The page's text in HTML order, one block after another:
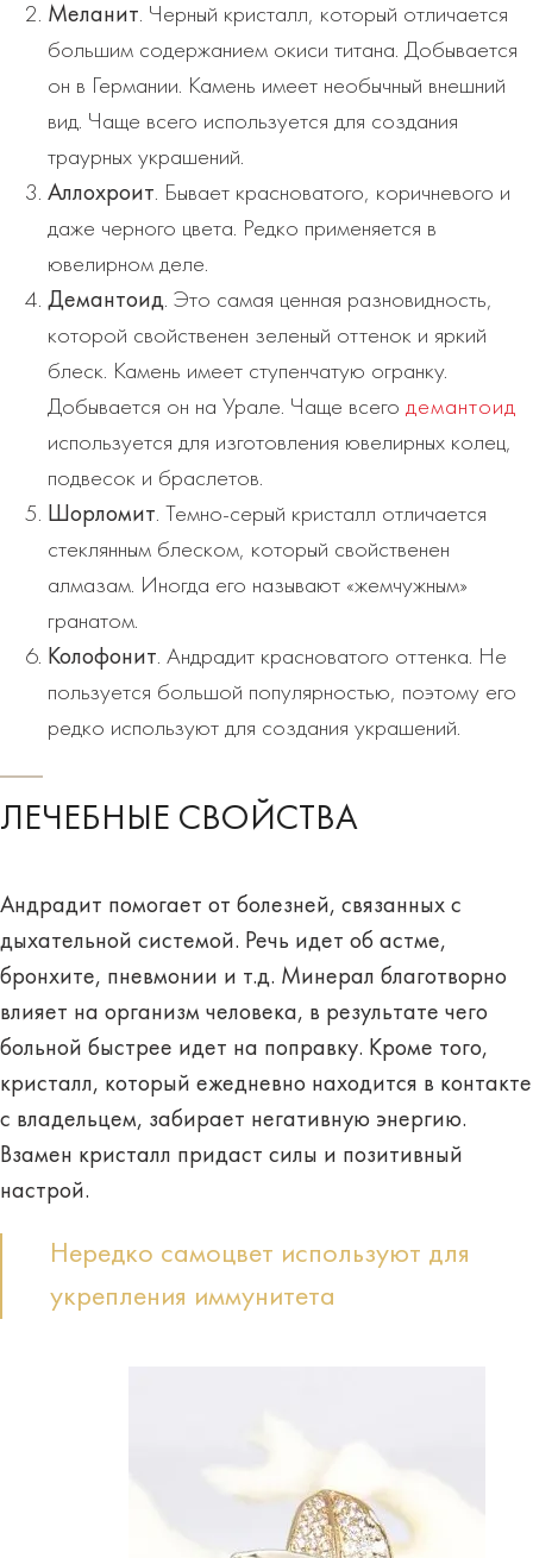
Меланит. Черный кристалл, который отличается
большим содержанием окиси титана. Добывается
он в Германии. Камень имеет необычный внешний
вид. Чаще всего используется для создания
траурных украшений.
Аллохроит. Бывает красноватого, коричневого и
даже черного цвета. Редко применяется в
ювелирном деле.
Демантоид. Это самая ценная разновидность,
которой свойственен зеленый оттенок и яркий
блеск. Камень имеет ступенчатую огранку.
Добывается он на Урале. Чаще всего демантоид
используется для изготовления ювелирных колец,
подвесок и браслетов.
Шорломит. Темно-серый кристалл отличается
стеклянным блеском, который свойственен
алмазам. Иногда его называют «жемчужным»
гранатом.
Колофонит. Андрадит красноватого оттенка. Не
пользуется большой популярностью, поэтому его
редко используют для создания украшений.
ЛЕЧЕБНЫЕ СВОЙСТВА
Андрадит помогает от болезней, связанных с
дыхательной системой. Речь идет об астме,
бронхите, пневмонии и т.д. Минерал благотворно
влияет на организм человека, в результате чего
больной быстрее идет на поправку. Кроме того,
кристалл, который ежедневно находится в контакте
с владельцем, забирает негативную энергию.
Взамен кристалл придаст силы и позитивный
настрой.
Нередко самоцвет используют для
укрепления иммунитета